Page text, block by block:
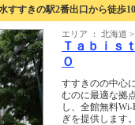
すすきの駅2番出口から徒歩
エリア ： 北海道
Ｔａｂｉ
Ｏ
すすきのの中心
むのに最適な拠
し、全館無料
ぎを提供します